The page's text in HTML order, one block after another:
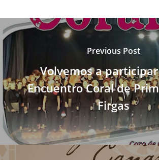
Previous Post
Volvemos a
Encuentro Coral de
Firgas